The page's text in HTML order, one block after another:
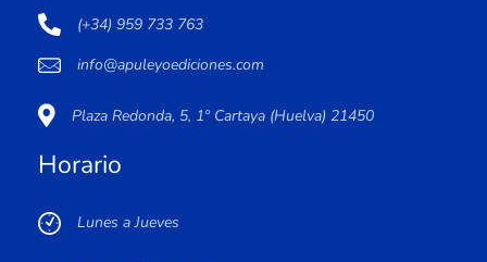
(+34) 959 733 763
info@apuleyoediciones.com
Plaza Redonda, 5, 1º Cartaya (Huelva) 21450
Horario
Lunes a Jueves